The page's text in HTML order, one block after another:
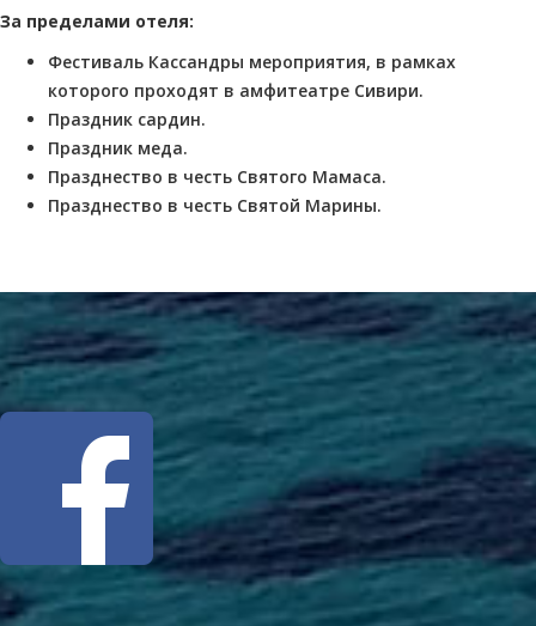
За пределами отеля:
Фестиваль Кассандры мероприятия, в рамках
которого проходят в амфитеатре Сивири.
Праздник сардин.
Праздник меда.
Празднество в честь Святого Мамаса.
Празднество в честь Святой Марины.